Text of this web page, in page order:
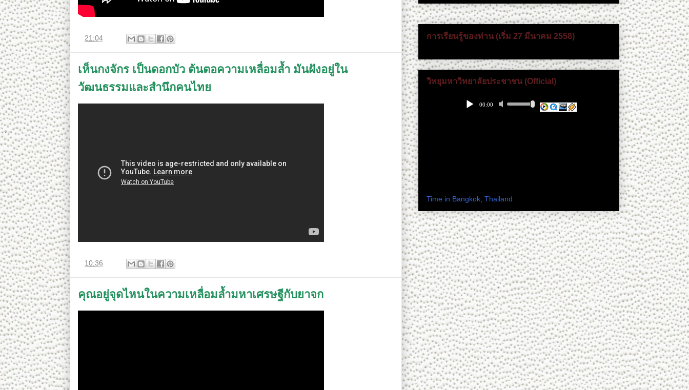
21:04
เห็นกงจักร เป็นดอกบัว ต้นตอความเหลื่อมล้ำ มันฝังอยู่ใน
วัฒนธรรมและสำนึกคนไทย
10:36
คุณอยู่จุดไหนในความเหลื่อมล้ำมหาเศรษฐีกับยาจก
การเรียนรู้ของท่าน (เริ่ม 27 มีนาคม 2558)
วิทยุมหาวิทยาลัยประชาชน (Official)
Time in Bangkok, Thailand